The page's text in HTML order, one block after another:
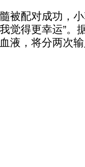
配对成功，小
觉得更幸运”。
液，将分两次